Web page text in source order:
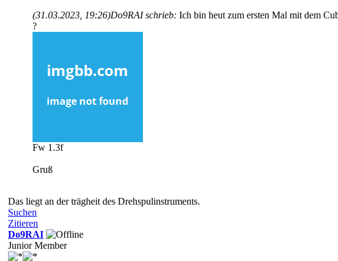
(31.03.2023, 19:26)Do9RAI schrieb: Ich bin heut zum ersten Mal mit dem
?
Fw 1.3f
Gruß
Das liegt an der trägheit des Drehspulinstruments.
Suchen
Zitieren
Do9RAI
Junior Member